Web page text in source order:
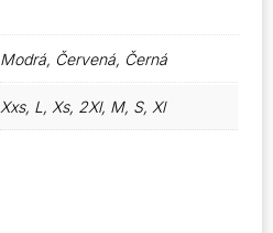
Modrá, Červená, Černá
Xxs, L, Xs, 2Xl, M, S, Xl